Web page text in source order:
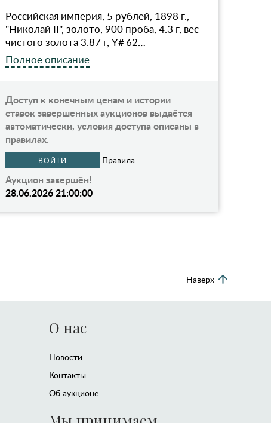
Российская империя, 5 рублей, 1898 г.,
"Николай II", золото, 900 проба, 4.3 г, вес
чистого золота 3.87 г, Y# 62…
Полное описание
Доступ к конечным ценам и истории
ставок завершенных аукционов выдаётся
автоматически, условия доступа описаны в
правилах.
ВОЙТИ Правила
Аукцион завершён!
28.06.2026 21:00:00
Наверх
О нас
Новости
Контакты
Об аукционе